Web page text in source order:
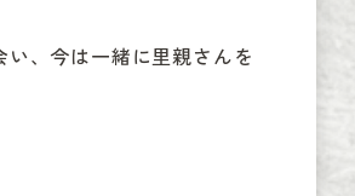
、今は一緒に里親さんを